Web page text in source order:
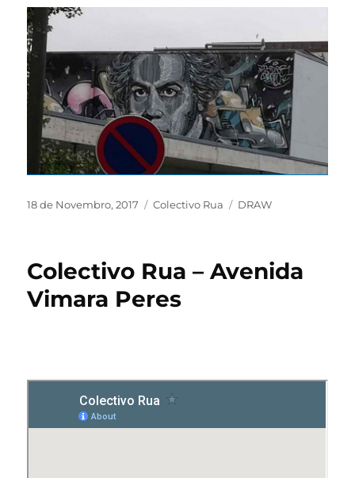
18 de Novembro, 2017 Colectivo Rua DRAW
Colectivo Rua – Avenida
Vimara Peres